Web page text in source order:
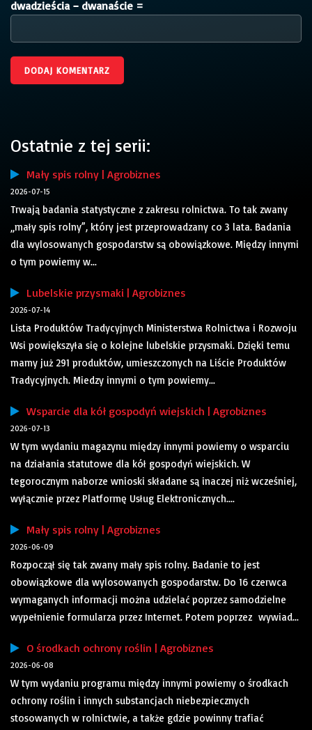
dwadzieścia − dwanaście =
Ostatnie z tej serii:
Mały spis rolny | Agrobiznes
2026-07-15
Trwają badania statystyczne z zakresu rolnictwa. To tak zwany
„mały spis rolny”, który jest przeprowadzany co 3 lata. Badania
dla wylosowanych gospodarstw są obowiązkowe. Między innymi
o tym powiemy w...
Lubelskie przysmaki | Agrobiznes
2026-07-14
Lista Produktów Tradycyjnych Ministerstwa Rolnictwa i Rozwoju
Wsi powiększyła się o kolejne lubelskie przysmaki. Dzięki temu
mamy już 291 produktów, umieszczonych na Liście Produktów
Tradycyjnych. Miedzy innymi o tym powiemy...
Wsparcie dla kół gospodyń wiejskich | Agrobiznes
2026-07-13
W tym wydaniu magazynu między innymi powiemy o wsparciu
na działania statutowe dla kół gospodyń wiejskich. W
tegorocznym naborze wnioski składane są inaczej niż wcześniej,
wyłącznie przez Platformę Usług Elektronicznych....
Mały spis rolny | Agrobiznes
2026-06-09
Rozpoczął się tak zwany mały spis rolny. Badanie to jest
obowiązkowe dla wylosowanych gospodarstw. Do 16 czerwca
wymaganych informacji można udzielać poprzez samodzielne
wypełnienie formularza przez Internet. Potem poprzez wywiad...
O środkach ochrony roślin | Agrobiznes
2026-06-08
W tym wydaniu programu między innymi powiemy o środkach
ochrony roślin i innych substancjach niebezpiecznych
stosowanych w rolnictwie, a także gdzie powinny trafiać